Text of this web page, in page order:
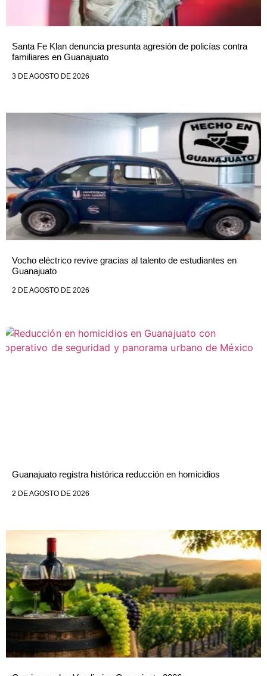
Santa Fe Klan denuncia presunta agresión de policías contra
familiares en Guanajuato
3 DE AGOSTO DE 2026
Vocho eléctrico revive gracias al talento de estudiantes en
Guanajuato
2 DE AGOSTO DE 2026
Guanajuato registra histórica reducción en homicidios
2 DE AGOSTO DE 2026